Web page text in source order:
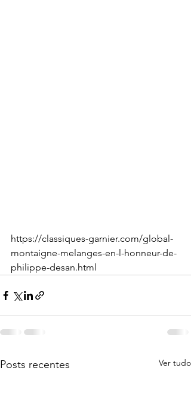
https://classiques-garnier.com/global-
montaigne-melanges-en-l-honneur-de-
philippe-desan.html
Posts recentes Ver tudo